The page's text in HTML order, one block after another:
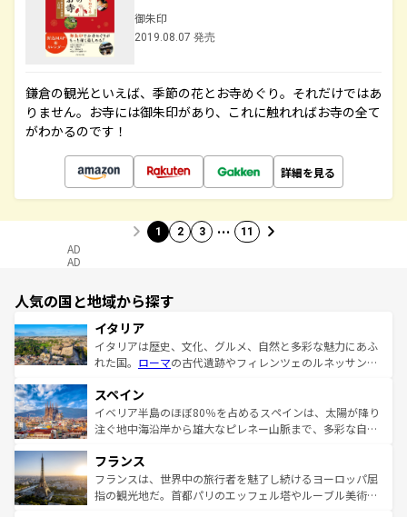
御朱印
2019.08.07 発売
鎌倉の観光といえば、季節の花とお寺めぐり。それだけではあ
りません。お寺には御朱印があり、これに触れればお寺の全て
がわかるのです！
詳細を見る
1 2 3 … 11
AD
AD
人気の国と地域から探す
イタリア
イタリアは歴史、文化、グルメ、自然と多彩な魅力にあふ
れた国。 ローマの古代遺跡やフィレンツェのルネッサンス
ろん、トスカーナの美しい田園風景やアマルフィ海岸の絶
景など、自然景観も見逃せない。観光の合間には、本場の
ピザやパスタなど、絶品のイタリア料理を堪能することも
ませてくれるイタリアで、忘れられない旅をしてみよう！
なお、新着のイタリア情報はコンテンツ一覧 を参照してほ
しい。
スペイン
イベリア半島のほぼ80％を占めるスペインは、太陽が降り
注ぐ地中海沿岸から雄大なピレネー山脈まで、多彩な自然
文化が根付くこの国では、情熱的なフラメンコ、熱気あふ
れる闘牛、そして美味しいタパスが生活の一部となってい
る。首都マドリードの洗練された雰囲気や、バルセロナの
フランス
フランスは、世界中の旅行者を魅了し続けるヨーロッパ屈
指の観光地だ。首都パリのエッフェル塔やルーブル美術館